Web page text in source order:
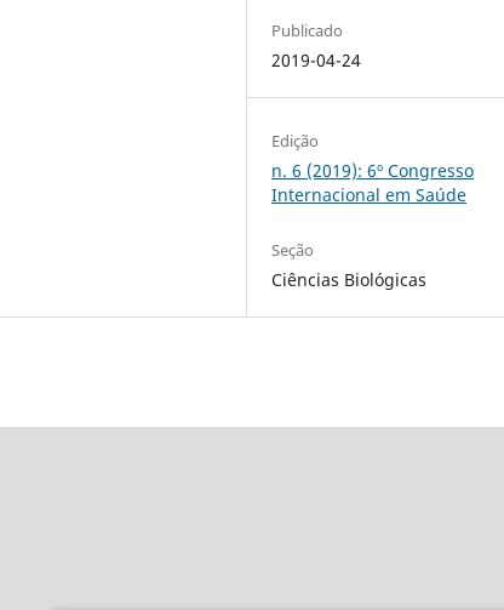
Publicado
2019-04-24
Edição
n. 6 (2019): 6º Congresso
Internacional em Saúde
Seção
Ciências Biológicas